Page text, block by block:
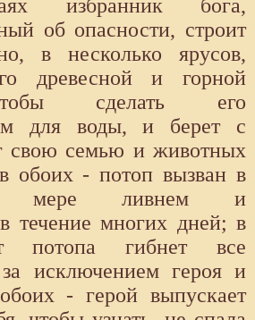
избранник бога,
об опасности, строит
в несколько ярусов,
древесной и горной
сделать его
для воды, и берет с
свою семью и животных
обоих - потоп вызван в
мере ливнем и
течение многих дней; в
гибнет все
за исключением героя и
- герой выпускает